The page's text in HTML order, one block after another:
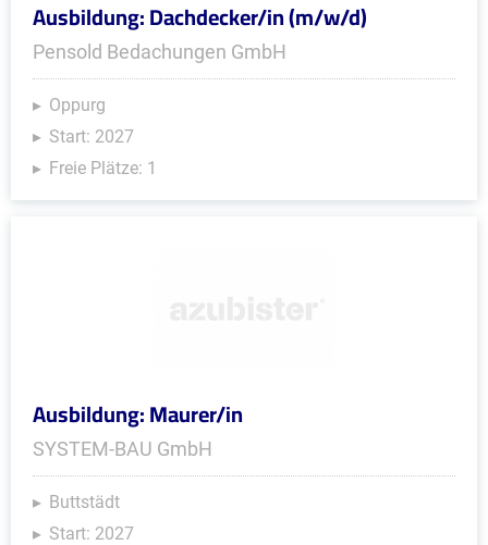
Ausbildung: Dachdecker/in (m/w/d)
Pensold Bedachungen GmbH
Oppurg
Start: 2027
Freie Plätze: 1
Ausbildung: Maurer/in
SYSTEM-BAU GmbH
Buttstädt
Start: 2027